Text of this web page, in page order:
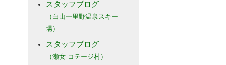
スタッフブログ
（白山一里野温泉スキー
場）
スタッフブログ
（瀬女 コテージ村）